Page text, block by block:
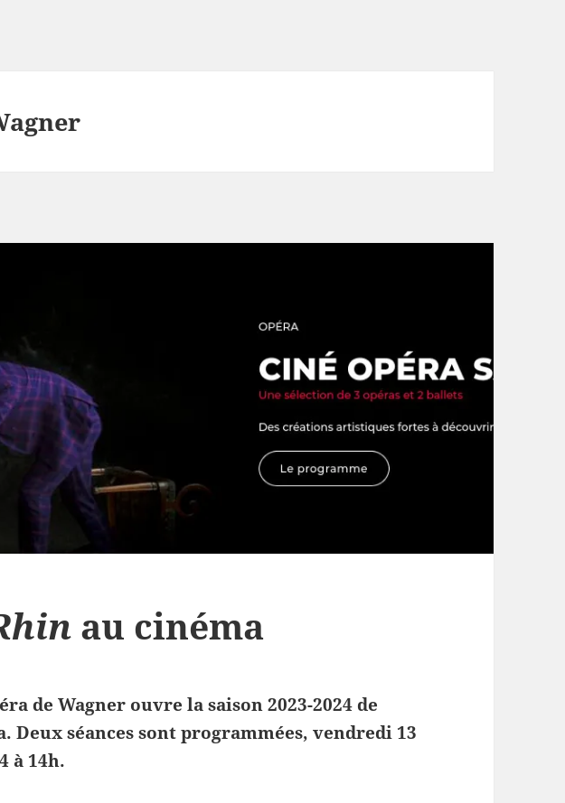
au cinéma
de Wagner ouvre la saison 2023-2024 de
Deux séances sont programmées, vendredi 13
à 14h.